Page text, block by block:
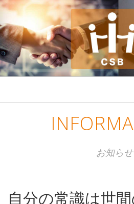
お知らせ
自分の常識は世